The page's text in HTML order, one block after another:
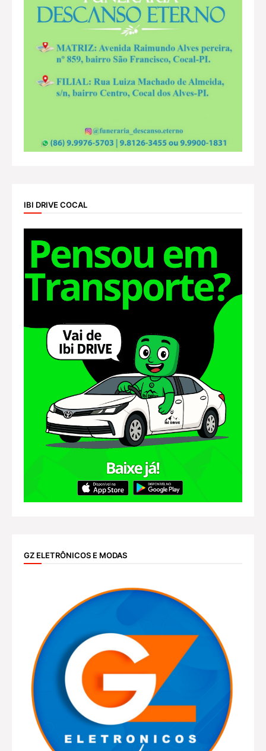
IBI DRIVE COCAL
GZ ELETRÔNICOS E MODAS